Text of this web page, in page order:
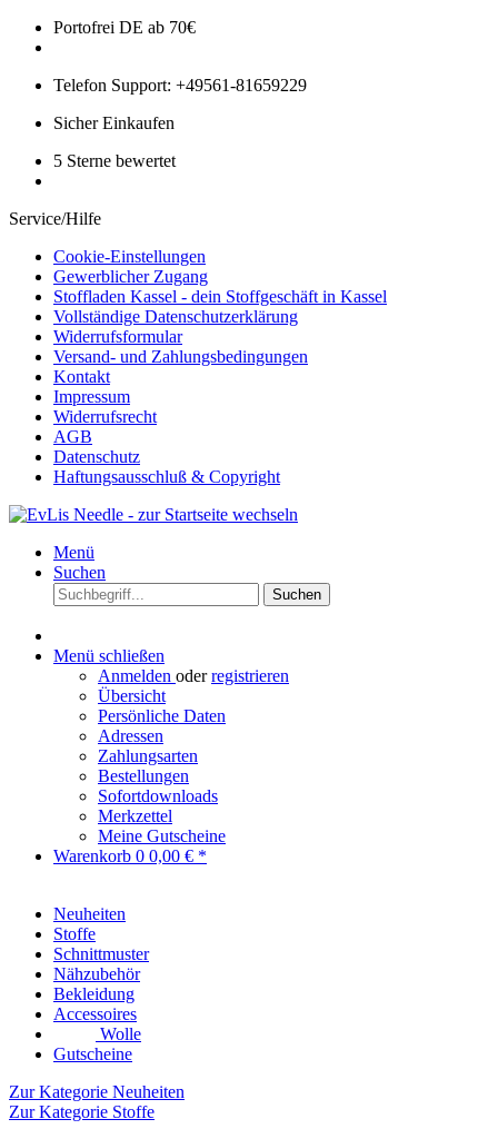
Portofrei DE ab 70€
Telefon Support: +49561-81659229
Sicher Einkaufen
5 Sterne bewertet
Service/Hilfe
Cookie-Einstellungen
Gewerblicher Zugang
Stoffladen Kassel - dein Stoffgeschäft in Kassel
Vollständige Datenschutzerklärung
Widerrufsformular
Versand- und Zahlungsbedingungen
Kontakt
Impressum
Widerrufsrecht
AGB
Datenschutz
Haftungsausschluß & Copyright
Menü
Suchen
Suchen
Menü schließen
Anmelden oderregistrieren
Übersicht
Persönliche Daten
Adressen
Zahlungsarten
Bestellungen
Sofortdownloads
Merkzettel
Meine Gutscheine
Warenkorb 0 0,00 € *
Neuheiten
Stoffe
Schnittmuster
Nähzubehör
Bekleidung
Accessoires
Wolle
Gutscheine
Zur Kategorie Neuheiten
Zur Kategorie Stoffe